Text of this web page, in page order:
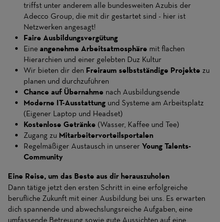
triffst unter anderem alle bundesweiten Azubis der
Adecco Group, die mit dir gestartet sind - hier ist
Netzwerken angesagt!
Faire Ausbildungsvergütung
Eine angenehme Arbeitsatmosphäre mit flachen
Hierarchien und einer gelebten Duz Kultur
Wir bieten dir den Freiraum selbstständige Projekte zu
planen und durchzuführen
Chance auf Übernahme nach Ausbildungsende
Moderne IT-Ausstattung und Systeme am Arbeitsplatz
(Eigener Laptop und Headset)
Kostenlose Getränke (Wasser, Kaffee und Tee)
Zugang zu Mitarbeitervorteilsportalen
Regelmäßiger Austausch in unserer Young Talents-
Community
Eine Reise, um das Beste aus dir herauszuholen
Dann tätige jetzt den ersten Schritt in eine erfolgreiche
berufliche Zukunft mit einer Ausbildung bei uns. Es erwarten
dich spannende und abwechslungsreiche Aufgaben, eine
umfassende Betreuung sowie gute Aussichten auf eine